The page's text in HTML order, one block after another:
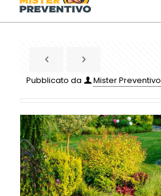
c
e
Pubblicato da Mister Preventivo